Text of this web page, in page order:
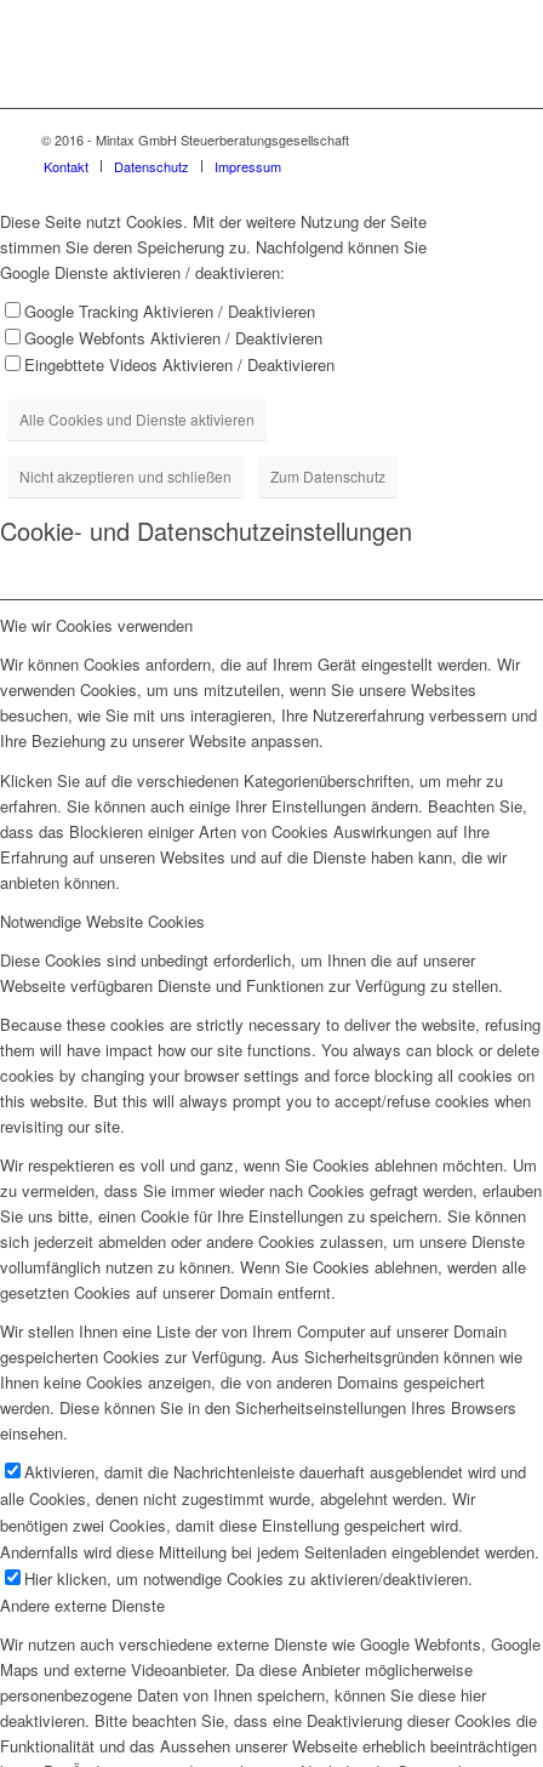
© 2016 - Mintax GmbH Steuerberatungsgesellschaft
Kontakt
Datenschutz Impressum
Diese Seite nutzt Cookies. Mit der weitere Nutzung der Seite
stimmen Sie deren Speicherung zu. Nachfolgend können Sie
Google Dienste aktivieren / deaktivieren:
Google Tracking Aktivieren / Deaktivieren
Google Webfonts Aktivieren / Deaktivieren
Eingebttete Videos Aktivieren / Deaktivieren
Alle Cookies und Dienste aktivieren
Nicht akzeptieren und schließen Zum Datenschutz
Cookie- und Datenschutzeinstellungen
Wie wir Cookies verwenden
Wir können Cookies anfordern, die auf Ihrem Gerät eingestellt werden. Wir
verwenden Cookies, um uns mitzuteilen, wenn Sie unsere Websites
besuchen, wie Sie mit uns interagieren, Ihre Nutzererfahrung verbessern und
Ihre Beziehung zu unserer Website anpassen.
Klicken Sie auf die verschiedenen Kategorienüberschriften, um mehr zu
erfahren. Sie können auch einige Ihrer Einstellungen ändern. Beachten Sie,
dass das Blockieren einiger Arten von Cookies Auswirkungen auf Ihre
Erfahrung auf unseren Websites und auf die Dienste haben kann, die wir
anbieten können.
Notwendige Website Cookies
Diese Cookies sind unbedingt erforderlich, um Ihnen die auf unserer
Webseite verfügbaren Dienste und Funktionen zur Verfügung zu stellen.
Because these cookies are strictly necessary to deliver the website, refusing
them will have impact how our site functions. You always can block or delete
cookies by changing your browser settings and force blocking all cookies on
this website. But this will always prompt you to accept/refuse cookies when
revisiting our site.
Wir respektieren es voll und ganz, wenn Sie Cookies ablehnen möchten. Um
zu vermeiden, dass Sie immer wieder nach Cookies gefragt werden, erlauben
Sie uns bitte, einen Cookie für Ihre Einstellungen zu speichern. Sie können
sich jederzeit abmelden oder andere Cookies zulassen, um unsere Dienste
vollumfänglich nutzen zu können. Wenn Sie Cookies ablehnen, werden alle
gesetzten Cookies auf unserer Domain entfernt.
Wir stellen Ihnen eine Liste der von Ihrem Computer auf unserer Domain
gespeicherten Cookies zur Verfügung. Aus Sicherheitsgründen können wie
Ihnen keine Cookies anzeigen, die von anderen Domains gespeichert
werden. Diese können Sie in den Sicherheitseinstellungen Ihres Browsers
einsehen.
Aktivieren, damit die Nachrichtenleiste dauerhaft ausgeblendet wird und
alle Cookies, denen nicht zugestimmt wurde, abgelehnt werden. Wir
benötigen zwei Cookies, damit diese Einstellung gespeichert wird.
Andernfalls wird diese Mitteilung bei jedem Seitenladen eingeblendet werden.
Hier klicken, um notwendige Cookies zu aktivieren/deaktivieren.
Andere externe Dienste
Wir nutzen auch verschiedene externe Dienste wie Google Webfonts, Google
Maps und externe Videoanbieter. Da diese Anbieter möglicherweise
personenbezogene Daten von Ihnen speichern, können Sie diese hier
deaktivieren. Bitte beachten Sie, dass eine Deaktivierung dieser Cookies die
Funktionalität und das Aussehen unserer Webseite erheblich beeinträchtigen